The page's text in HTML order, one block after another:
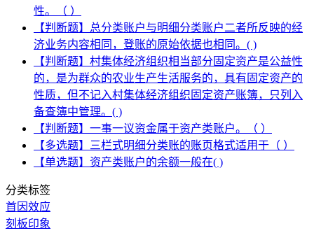
性。（ ）
【判断题】总分类账户与明细分类账户二者所反映的经
济业务内容相同，登账的原始依据也相同。( )
【判断题】村集体经济组织相当部分固定资产是公益性
的，是为群众的农业生产生活服务的，具有固定资产的
性质，但不记入村集体经济组织固定资产账簿，只列入
备查簿中管理。( )
【判断题】一事一议资金属于资产类账户。（ ）
【多选题】三栏式明细分类账的账页格式适用于（ ）
【单选题】资产类账户的余额一般在( )
分类标签
首因效应
刻板印象